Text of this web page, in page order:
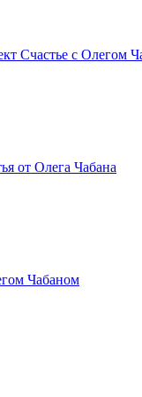
Счастье с Олегом
от Олега Чабана
Чабаном